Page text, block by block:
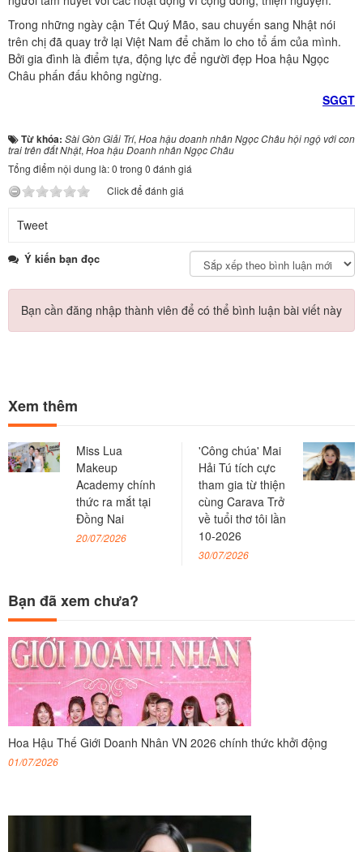
Trong những ngày cận Tết Quý Mão, sau chuyến sang Nhật nói
trên chị đã quay trở lại Việt Nam để chăm lo cho tổ ấm của mình.
Bởi gia đình là điểm tựa, động lực để người đẹp Hoa hậu Ngọc
Châu phấn đấu không ngừng.
SGGT
Từ khóa: Sài Gòn Giải Trí,Hoa hậu doanh nhân Ngọc Châu hội ngộ với con
trai trên đất Nhật,Hoa hậu Doanh nhân Ngọc Châu
Tổng điểm nội dung là: 0 trong 0 đánh giá
Click để đánh giá
Tweet
Ý kiến bạn đọc
Bạn cần đăng nhập thành viên để có thể bình luận bài viết này
Xem thêm
Miss Lua
Makeup
Academy chính
thức ra mắt tại
Đồng Nai
20/07/2026
'Công chúa' Mai
Hải Tú tích cực
tham gia từ thiện
cùng Carava Trở
về tuổi thơ tôi lần
10-2026
30/07/2026
Bạn đã xem chưa?
Hoa Hậu Thế Giới Doanh Nhân VN 2026 chính thức khởi động
01/07/2026